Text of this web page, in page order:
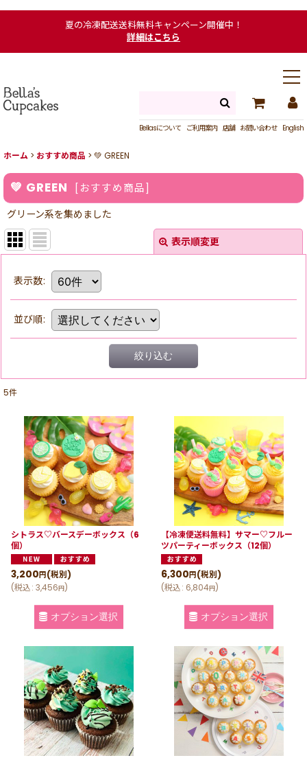
夏の冷凍配送送料無料キャンペーン開催中！
詳細はこちら
Bellasについて ご利用案内 店舗 お問い合わせ English
ホーム > おすすめ商品 > 💚 GREEN
💚 GREEN おすすめ商品
グリーン系を集めました
表示順変更
表示数:
並び順:
絞り込む
5件
シトラス♡バースデーボックス（6
個）
3,200 円(税別)
(税込: 3,456円)
オプション選択
【冷凍便送料無料】サマー♡フルー
ツパーティーボックス（12個）
6,300 円(税別)
(税込: 6,804円)
オプション選択